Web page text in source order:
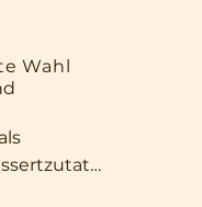
Größe
als Snack
für
Wahl